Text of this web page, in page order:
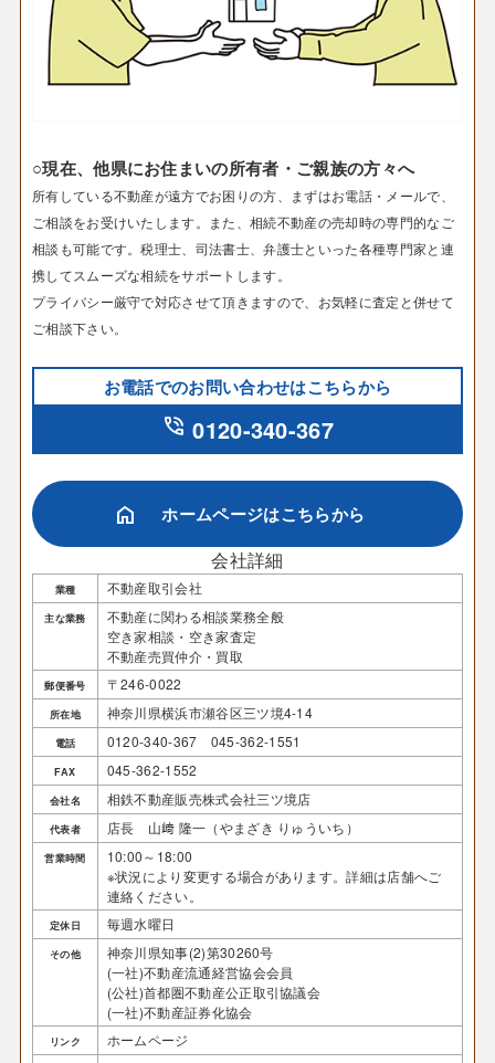
○現在、他県にお住まいの所有者・ご親族の方々へ
所有している不動産が遠方でお困りの方、まずはお電話・メールで、
ご相談をお受けいたします。
また、相続不動産の売却時の専門的なご
相談も可能です。税理士、司法書士、弁護士といった各種専門家と連
携してスムーズな相続をサポートします。
プライバシー厳守で対応させて頂きますので、お気軽に査定と併せて
ご相談下さい。
お電話でのお問い合わせはこちらから
phone_in_talk 0120-340-367
home ホームページはこちらから
会社詳細
業種 不動産取引会社
主な業務
不動産に関わる相談業務全般
空き家相談・空き家査定
不動産売買仲介・買取
郵便番号 〒246-0022
所在地 神奈川県横浜市瀬谷区三ツ境4-14
電話 0120-340-367 045-362-1551
FAX 045-362-1552
会社名 相鉄不動産販売株式会社三ツ境店
代表者 店長 山﨑 隆一（やまざき りゅういち）
営業時間
10:00～18:00
※状況により変更する場合があります。詳細は店舗へご
連絡ください。
定休日 毎週水曜日
その他
神奈川県知事(2)第30260号
(一社)不動産流通経営協会会員
(公社)首都圏不動産公正取引協議会
(一社)不動産証券化協会
リンク ホームページ